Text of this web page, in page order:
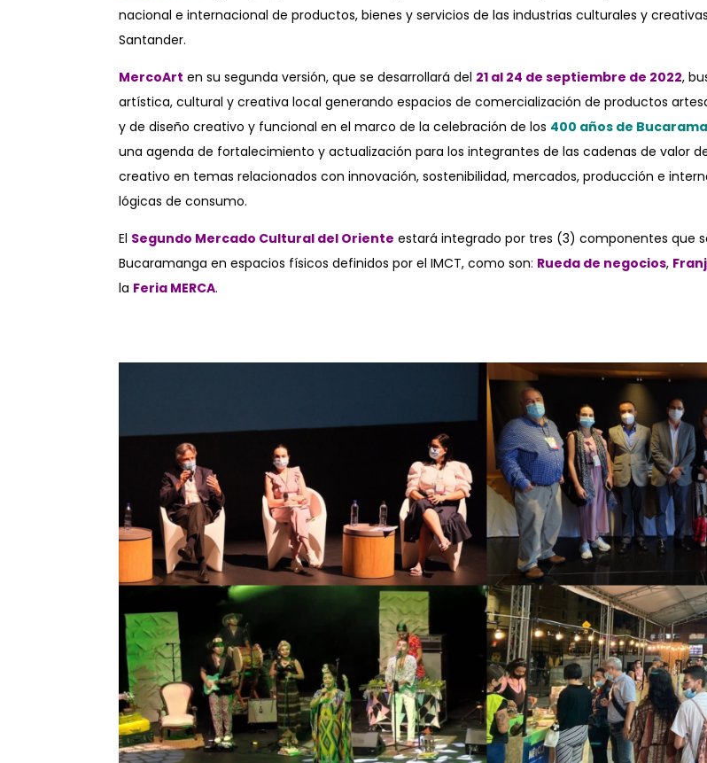
nacional e internacional de productos, bienes y servicios de las industrias culturales y
Santander.
MercoArt en su segunda versión, que se desarrollará del 21 al 24 de septiembre de 2022,
artística, cultural y creativa local generando espacios de comercialización de productos
y de diseño creativo y funcional en el marco de la celebración de los 400 años de
una agenda de fortalecimiento y actualización para los integrantes de las cadenas de valor
creativo en temas relacionados con innovación, sostenibilidad, mercados, producción e
lógicas de consumo.
El Segundo Mercado Cultural del Oriente estará integrado por tres (3) componentes que
Bucaramanga en espacios físicos definidos por el IMCT, como son: Rueda de negocios,
la Feria MERCA.